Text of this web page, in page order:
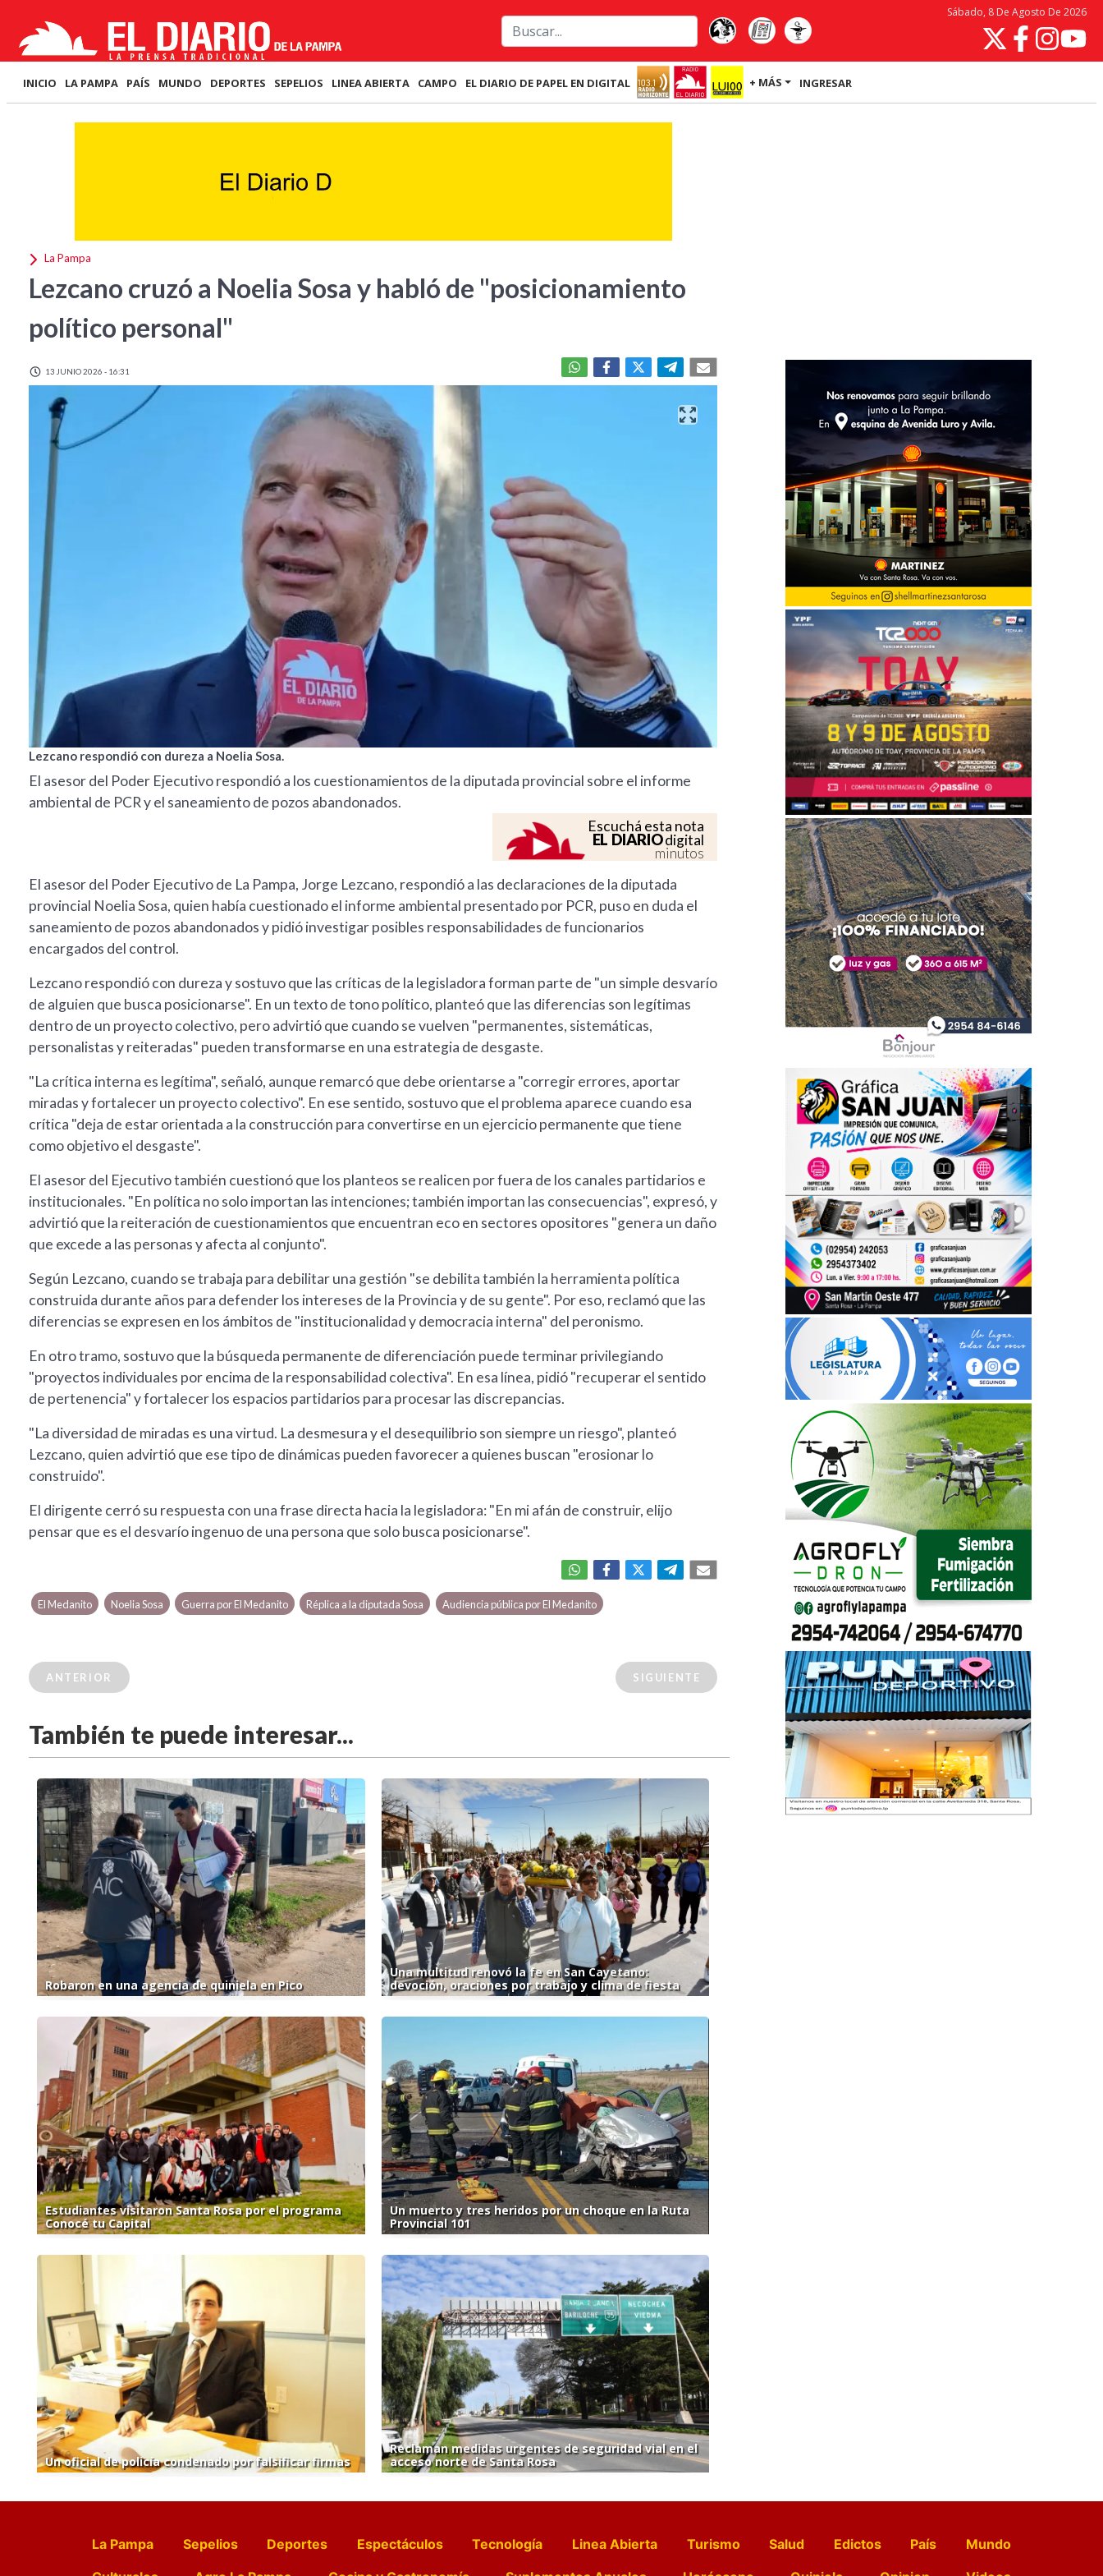
Sábado, 8 De Agosto De 2026
INICIO LA PAMPA PAÍS MUNDO DEPORTES SEPELIOS LINEA ABIERTA CAMPO EL DIARIO DE PAPEL EN DIGITAL + MÁS INGRESAR
La Pampa
Lezcano cruzó a Noelia Sosa y habló de "posicionamiento
político personal"
13 JUNIO 2026 - 16:31
Lezcano respondió con dureza a Noelia Sosa.
El asesor del Poder Ejecutivo respondió a los cuestionamientos de la diputada provincial sobre el informe
ambiental de PCR y el saneamiento de pozos abandonados.
Escuchá esta nota
EL DIARIOdigital
minutos
El asesor del Poder Ejecutivo de La Pampa, Jorge Lezcano, respondió a las declaraciones de la diputada
provincial Noelia Sosa, quien había cuestionado el informe ambiental presentado por PCR, puso en duda el
saneamiento de pozos abandonados y pidió investigar posibles responsabilidades de funcionarios
encargados del control.
Lezcano respondió con dureza y sostuvo que las críticas de la legisladora forman parte de "un simple desvarío
de alguien que busca posicionarse". En un texto de tono político, planteó que las diferencias son legítimas
dentro de un proyecto colectivo, pero advirtió que cuando se vuelven "permanentes, sistemáticas,
personalistas y reiteradas" pueden transformarse en una estrategia de desgaste.
"La crítica interna es legítima", señaló, aunque remarcó que debe orientarse a "corregir errores, aportar
miradas y fortalecer un proyecto colectivo". En ese sentido, sostuvo que el problema aparece cuando esa
crítica "deja de estar orientada a la construcción para convertirse en un ejercicio permanente que tiene
como objetivo el desgaste".
El asesor del Ejecutivo también cuestionó que los planteos se realicen por fuera de los canales partidarios e
institucionales. "En política no solo importan las intenciones; también importan las consecuencias", expresó, y
advirtió que la reiteración de cuestionamientos que encuentran eco en sectores opositores "genera un daño
que excede a las personas y afecta al conjunto".
Según Lezcano, cuando se trabaja para debilitar una gestión "se debilita también la herramienta política
construida durante años para defender los intereses de la Provincia y de su gente". Por eso, reclamó que las
diferencias se expresen en los ámbitos de "institucionalidad y democracia interna" del peronismo.
En otro tramo, sostuvo que la búsqueda permanente de diferenciación puede terminar privilegiando
"proyectos individuales por encima de la responsabilidad colectiva". En esa línea, pidió "recuperar el sentido
de pertenencia" y fortalecer los espacios partidarios para procesar las discrepancias.
"La diversidad de miradas es una virtud. La desmesura y el desequilibrio son siempre un riesgo", planteó
Lezcano, quien advirtió que ese tipo de dinámicas pueden favorecer a quienes buscan "erosionar lo
construido".
El dirigente cerró su respuesta con una frase directa hacia la legisladora: "En mi afán de construir, elijo
pensar que es el desvarío ingenuo de una persona que solo busca posicionarse".
El Medanito Noelia Sosa Guerra por El Medanito Réplica a la diputada Sosa Audiencia pública por El Medanito
ANTERIOR SIGUIENTE
También te puede interesar...
Robaron en una agencia de quiniela en Pico
Una multitud renovó la fe en San Cayetano:
devoción, oraciones por trabajo y clima de fiesta
Estudiantes visitaron Santa Rosa por el programa
Conocé tu Capital
Un muerto y tres heridos por un choque en la Ruta
Provincial 101
Un oficial de policía condenado por falsificar firmas
Reclaman medidas urgentes de seguridad vial en el
acceso norte de Santa Rosa
La Pampa Sepelios Deportes Espectáculos Tecnología Linea Abierta Turismo Salud Edictos País
Mundo